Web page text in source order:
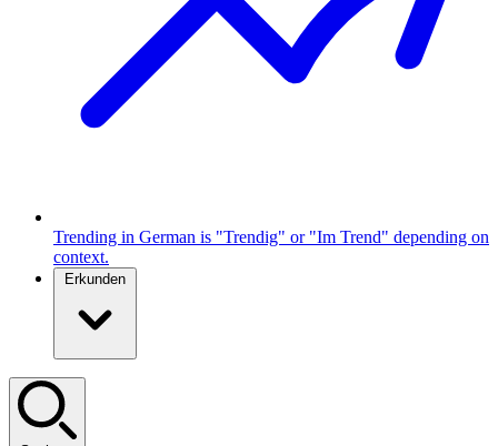
Trending in German is "Trendig" or "Im Trend" depending on
context.
Erkunden